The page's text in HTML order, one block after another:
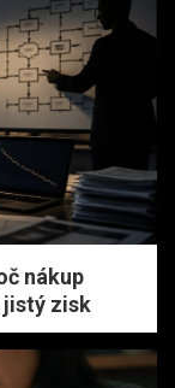
nákup
jistý zisk